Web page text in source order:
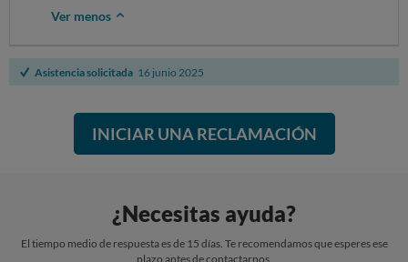
Ver menos
Asistencia solicitada 16 junio 2025
INICIAR UNA RECLAMACIÓN
¿Necesitas ayuda?
El tiempo medio de respuesta es de 15 días. Te recomendamos que esperes ese
plazo antes de contactarnos.